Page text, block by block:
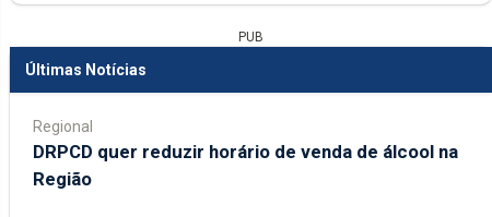
PUB
Últimas Notícias
Regional
DRPCD quer reduzir horário de venda de álcool na
Região